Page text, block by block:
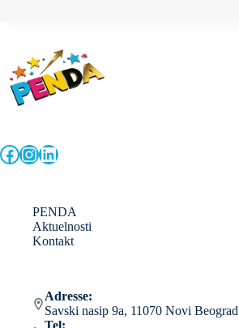
Facebook
Instagram
LinkedIn
PENDA
Aktuelnosti
Kontakt
Adresse:
Savski nasip 9a, 11070 Novi Beograd